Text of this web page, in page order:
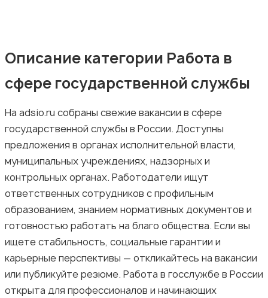
Магазины
Маркетинг и реклама
Медицина
Описание категории Работа в
сфере государственной службы
На adsio.ru собраны свежие вакансии в сфере
государственной службы в России. Доступны
предложения в органах исполнительной власти,
муниципальных учреждениях, надзорных и
контрольных органах. Работодатели ищут
ответственных сотрудников с профильным
образованием, знанием нормативных документов и
готовностью работать на благо общества. Если вы
ищете стабильность, социальные гарантии и
карьерные перспективы — откликайтесь на вакансии
или публикуйте резюме. Работа в госслужбе в России
открыта для профессионалов и начинающих